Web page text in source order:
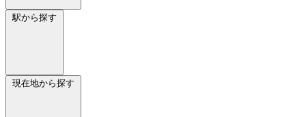
駅から探す
現在地から探す